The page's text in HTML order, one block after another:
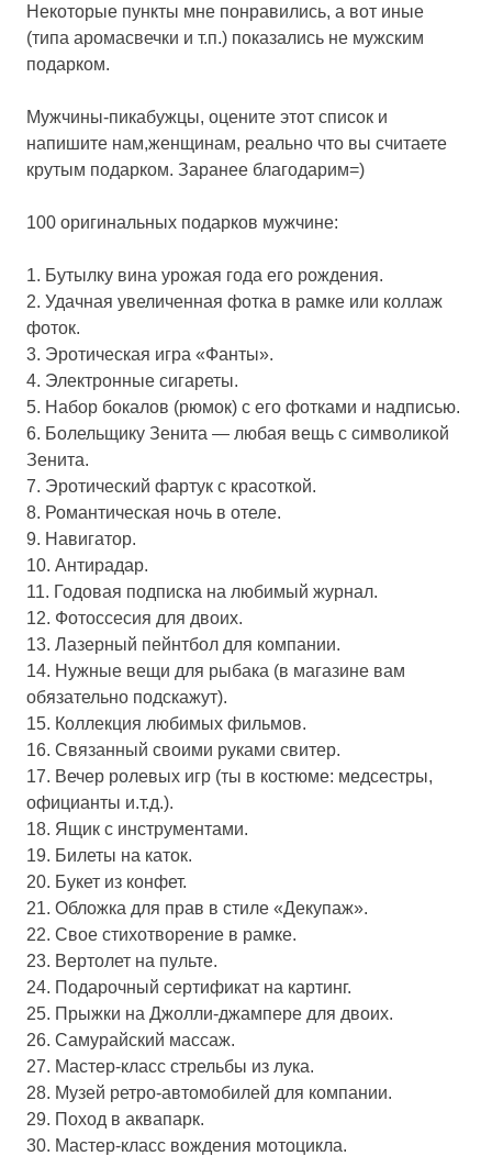
Некоторые пункты мне понравились, а вот иные
(типа аромасвечки и т.п.) показались не мужским
подарком.
Мужчины-пикабужцы, оцените этот список и
напишите нам,женщинам, реально что вы считаете
крутым подарком. Заранее благодарим=)
100 оригинальных подарков мужчине:
1. Бутылку вина урожая года его рождения.
2. Удачная увеличенная фотка в рамке или коллаж
фоток.
3. Эротическая игра «Фанты».
4. Электронные сигареты.
5. Набор бокалов (рюмок) с его фотками и надписью.
6. Болельщику Зенита — любая вещь с символикой
Зенита.
7. Эротический фартук с красоткой.
8. Романтическая ночь в отеле.
9. Навигатор.
10. Антирадар.
11. Годовая подписка на любимый журнал.
12. Фотоссесия для двоих.
13. Лазерный пейнтбол для компании.
14. Нужные вещи для рыбака (в магазине вам
обязательно подскажут).
15. Коллекция любимых фильмов.
16. Связанный своими руками свитер.
17. Вечер ролевых игр (ты в костюме: медсестры,
официанты и.т.д.).
18. Ящик с инструментами.
19. Билеты на каток.
20. Букет из конфет.
21. Обложка для прав в стиле «Декупаж».
22. Свое стихотворение в рамке.
23. Вертолет на пульте.
24. Подарочный сертификат на картинг.
25. Прыжки на Джолли-джампере для двоих.
26. Самурайский массаж.
27. Мастер-класс стрельбы из лука.
28. Музей ретро-автомобилей для компании.
29. Поход в аквапарк.
30. Мастер-класс вождения мотоцикла.